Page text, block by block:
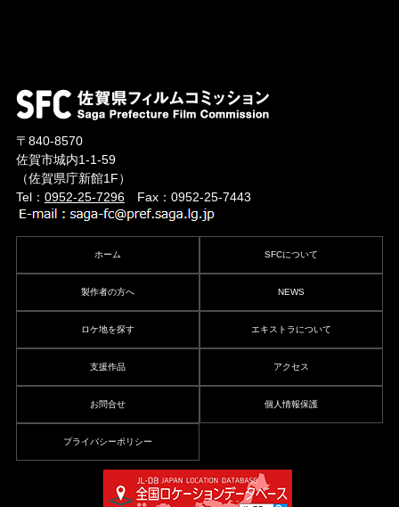
〒840-8570
佐賀市城内1-1-59
（佐賀県庁新館1F）
Tel： 0952-25-7296Fax：0952-25-7443
ホーム SFCについて
製作者の方へ NEWS
ロケ地を探す エキストラについて
支援作品 アクセス
お問合せ 個人情報保護
プライバシーポリシー